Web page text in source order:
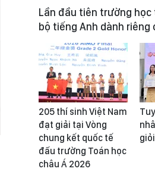
Lần đầu tiên trường học
bộ tiếng Anh dành riêng
205 thí sinh Việt Nam
đạt giải tại Vòng
chung kết quốc tế
đấu trường Toán học
châu Á 2026
giỏi